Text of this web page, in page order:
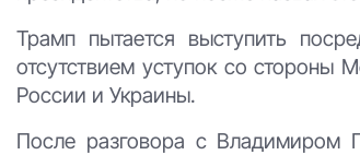
Трамп пытается выступить
отсутствием уступок со стороны
России и Украины.
После разговора с Владимиром